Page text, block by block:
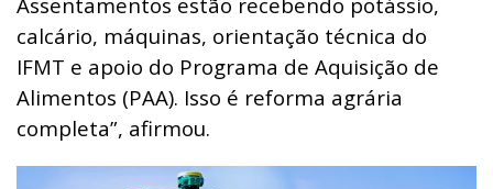
calcário, máquinas, orientação técnica do
IFMT e apoio do Programa de Aquisição de
Alimentos (PAA). Isso é reforma agrária
completa”, afirmou.